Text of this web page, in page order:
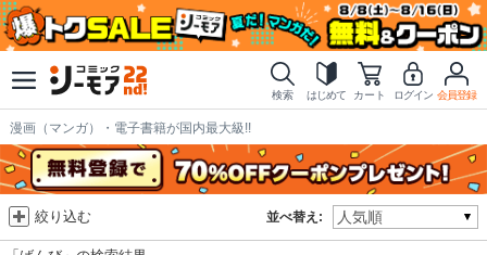
検索 はじめて カート ログイン 会員登録
漫画（マンガ）・電子書籍が国内最大級!!
並べ替え:
絞り込む